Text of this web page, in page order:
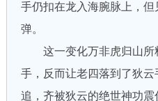
手仍扣在龙入海腕脉上，
弹。
这一变化万非虎归山所
手，反而让老四落到了狄
追，齐被狄云的绝世神功震